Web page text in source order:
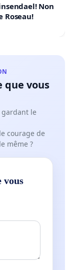
Non
Roseau!
que vous
gardant le
courage de
même ?
vous